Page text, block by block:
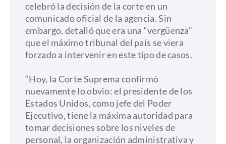
celebró la decisión de la corte en un
comunicado oficial de la agencia. Sin
embargo, detalló que era una “vergüenza”
que el máximo tribunal del país se viera
forzado a intervenir en este tipo de casos.
“Hoy, la Corte Suprema confirmó
nuevamente lo obvio: el presidente de los
Estados Unidos, como jefe del Poder
Ejecutivo, tiene la máxima autoridad para
tomar decisiones sobre los niveles de
personal, la organización administrativa y